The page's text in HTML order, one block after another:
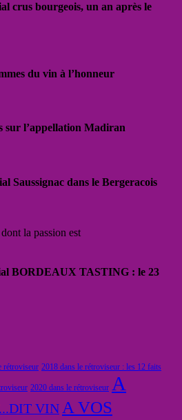
crus bourgeois, un an après le
du vin à l’honneur
sur l’appellation Madiran
Saussignac dans le Bergeracois
la passion est
BORDEAUX TASTING : le 23
rétroviseur 2018 dans le rétroviseur : les 12 faits
2020 dans le rétroviseur A
VIN A VOS